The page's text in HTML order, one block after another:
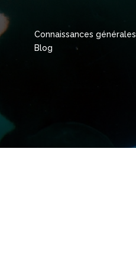
Connaissances générales
Blog